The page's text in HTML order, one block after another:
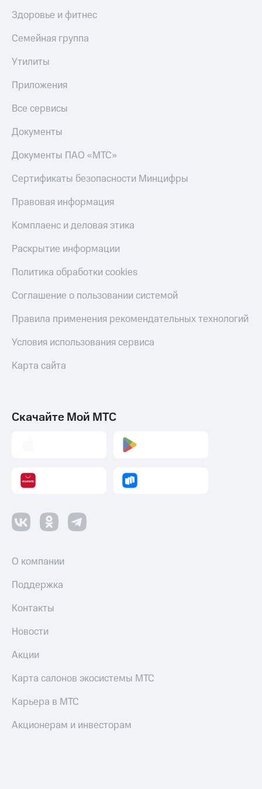
Здоровье и фитнес
Семейная группа
Утилиты
Приложения
Все сервисы
Документы
Документы ПАО «МТС»
Сертификаты безопасности Минцифры
Правовая информация
Комплаенс и деловая этика
Раскрытие информации
Политика обработки cookies
Соглашение о пользовании системой
Правила применения рекомендательных технологий
Условия использования сервиса
Карта сайта
Скачайте Мой МТС
О компании
Поддержка
Контакты
Новости
Акции
Карта салонов экосистемы МТС
Карьера в МТС
Акционерам и инвесторам